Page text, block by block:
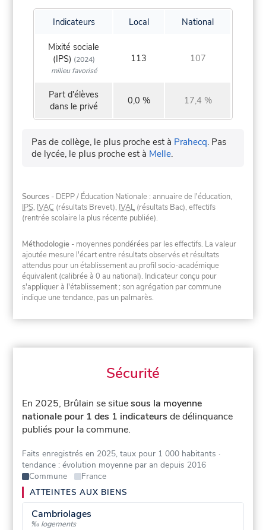
Indicateurs Local National
Mixité sociale
(IPS) (2024)
milieu favorisé
113 107
Part d'élèves
dans le privé
0,0 % 17,4 %
Pas de collège, le plus proche est à Prahecq. Pas
de lycée, le plus proche est à Melle.
Sources - DEPP / Éducation Nationale : annuaire de l'éducation,
IPS, IVAC (résultats Brevet), IVAL (résultats Bac), effectifs
(rentrée scolaire la plus récente publiée).
Méthodologie - moyennes pondérées par les effectifs. La valeur
ajoutée mesure l'écart entre résultats observés et résultats
attendus pour un établissement au profil socio-académique
équivalent (calibrée à 0 au national). Indicateur conçu pour
s'appliquer à l'établissement ; son agrégation par commune
indique une tendance, pas un palmarès.
Sécurité
En 2025, Brûlain se situesous la moyenne
nationale pour 1 des 1 indicateurs de délinquance
publiés pour la commune.
Faits enregistrés en 2025, taux pour 1 000 habitants ·
tendance : évolution moyenne par an depuis 2016
Commune
France
ATTEINTES AUX BIENS
Cambriolages
‰ logements